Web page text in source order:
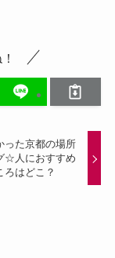
った京都の場所
☆人におすすめ
ろはどこ？